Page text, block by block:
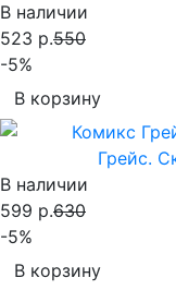
В наличии
523 р.550
-5%
В корзину
Грейс.
В наличии
599 р.630
-5%
В корзину